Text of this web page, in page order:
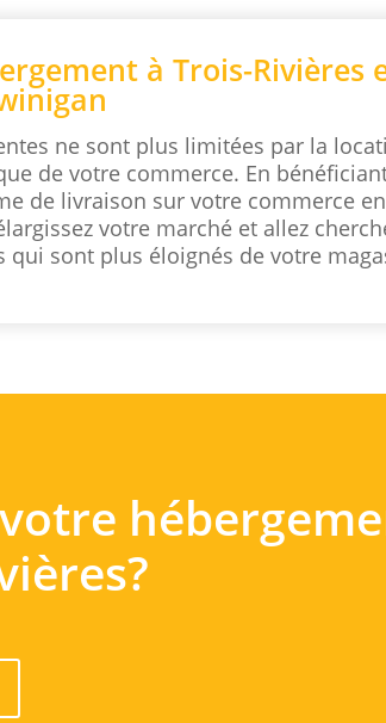
à Trois-Rivières
ne sont plus limitées par la
de votre commerce. En
de livraison sur votre commerce
votre marché et allez
qui sont plus éloignés de votre